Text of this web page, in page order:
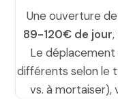
Une ouverture
89-120€ de jour,
Le déplacement
différents selon le
vs. à mortaiser),